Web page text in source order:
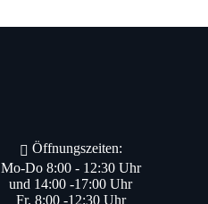
Öffnungszeiten:
Mo-Do 8:00 - 12:30 Uhr
und 14:00 -17:00 Uhr
Fr. 8:00 -12:30 Uhr